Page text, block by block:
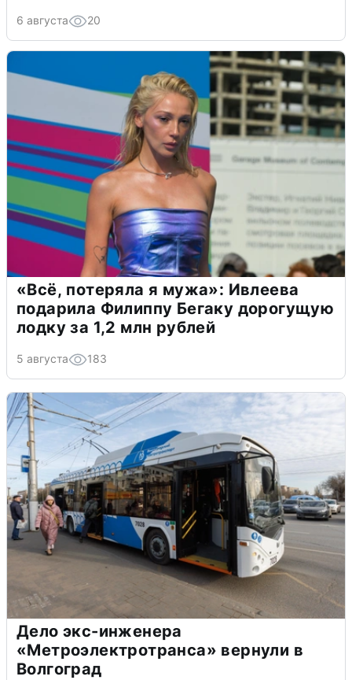
6 августа 20
«Всё, потеряла я мужа»: Ивлеева
подарила Филиппу Бегаку дорогущую
лодку за 1,2 млн рублей
5 августа 183
Дело экс-инженера
«Метроэлектротранса» вернули в
Волгоград